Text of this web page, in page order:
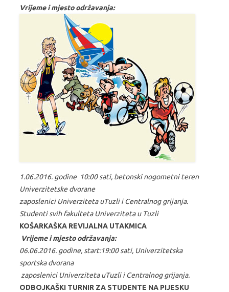
Vrijeme i mjesto održavanja:
1.06.2016. godine 10:00 sati, betonski nogometni teren
Univerzitetske dvorane
zaposlenici Univerziteta uTuzli i Centralnog grijanja.
Studenti svih fakulteta Univerziteta u Tuzli
KOŠARKAŠKA REVIJALNA UTAKMICA
Vrijeme i mjesto održavanja:
06.06.2016. godine, start:19:00 sati, Univerzitetska
sportska dvorana
zaposlenici Univerziteta uTuzli i Centralnog grijanja.
ODBOJKAŠKI TURNIR ZA STUDENTE NA PIJESKU